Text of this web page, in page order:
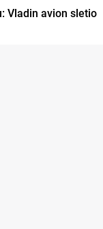
Vladin avion sletio